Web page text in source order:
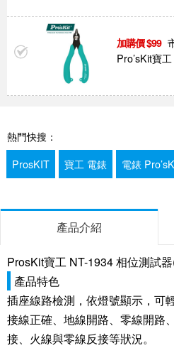
99
Pro’sKit寶
熱門快搜：
ProsKIT
寶工 電錶 電錶
產品介紹
ProsKit寶工 NT-1934 相位測試
產品特色
插座線路檢測，依燈號顯示，可
接線正確、地線開路、零線開路
接、火線與零線反接等狀況。